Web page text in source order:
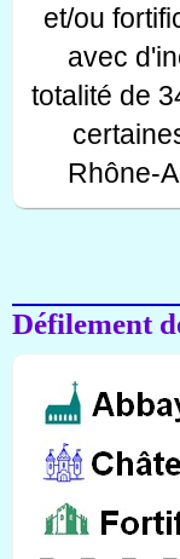
et/ou
avec
totalité de
Rhône-
Défilement